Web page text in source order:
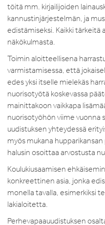
töitä mm. kirjailijoiden
kannustinjärjestelmän, ja
edistämiseksi. Kaikki tärkeitä
näkökulmasta.
Toimin aloitteellisena
varmistamisessa, että
edes yksi itselle mielekäs
nuorisotyötä koskevassa
mainittakoon vaikkapa
nuorisotyöhön viime vuonna
uudistuksen yhteydessä
myös mukana
halusin osoittaa arvostusta
Koulukiusaamisen
konkreettinen asia, jonka
monella tavalla, esimerkiksi
lakialoitetta.
Perhevapaauudistuksen